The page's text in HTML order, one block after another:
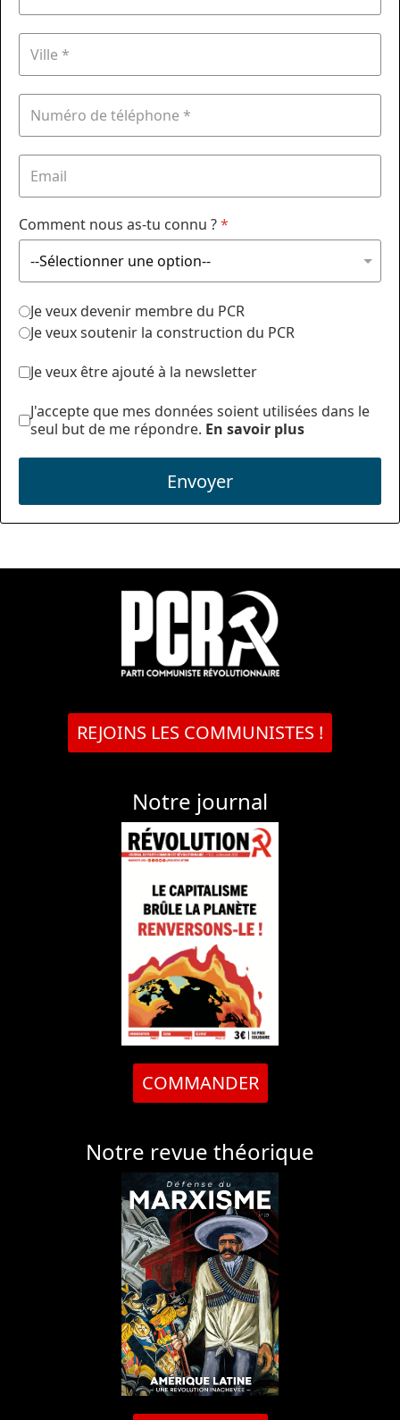
Comment nous as-tu connu ?*
Je veux devenir membre du PCR
Je veux soutenir la construction du PCR
Je veux être ajouté à la newsletter
J'accepte que mes données soient utilisées dans le
seul but de me répondre. En savoir plus
Envoyer
REJOINS LES COMMUNISTES !
Notre journal
COMMANDER
Notre revue théorique